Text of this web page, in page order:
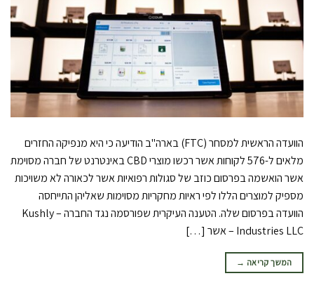
הוועדה הראשית למסחר (FTC) בארה"ב הודיעה כי היא מנפיקה החזרים
מלאים ל-576 לקוחות אשר רכשו מוצרי CBD באינטרנט של חברה מסוימת
אשר הואשמה בפרסום כוזב של סגולות רפואיות אשר לכאורה לא משויכות
מספיק למוצרים הללו לפי ראיות מחקריות מסוימות שאליהן התייחסה
הוועדה בפרסום שלה. הטענה העיקרית שפורסמה נגד החברה – Kushly
Industries LLC – אשר […]
המשך קריאה →